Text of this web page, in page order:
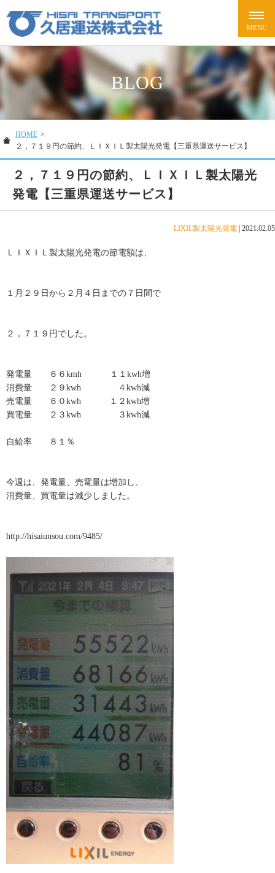
BLOG
HOME >
２，７１９円の節約、ＬＩＸＩＬ製太陽光発電【三重県運送サービス】
２，７１９円の節約、ＬＩＸＩＬ製太陽光
発電【三重県運送サービス】
LIXIL製太陽光発電 2021.02.05
ＬＩＸＩＬ製太陽光発電の節電額は、
１月２９日から２月４日までの７日間で
２，７１９円でした。
発電量 ６６kmh １１kwh増
消費量 ２９kwh ４kwh減
売電量 ６０kwh １２kwh増
買電量 ２３kwh ３kwh減
自給率 ８１％
今週は、発電量、売電量は増加し、
消費量、買電量は減少しました。
http://hisaiunsou.com/9485/